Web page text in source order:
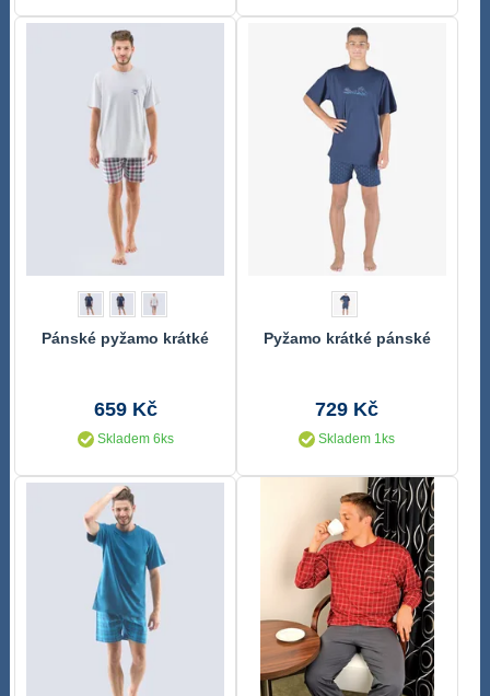
Pánské pyžamo krátké
659 Kč
Skladem 6ks
Pyžamo krátké pánské
729 Kč
Skladem 1ks